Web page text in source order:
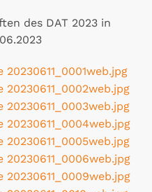
des DAT 2023 in